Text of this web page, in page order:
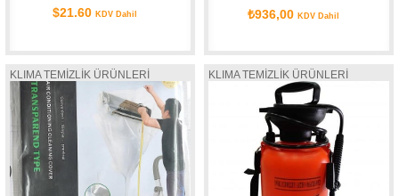
$21.60 KDV Dahil ₺936,00 KDV Dahil
KLIMA TEMİZLİK ÜRÜNLERİ KLIMA TEMİZLİK ÜRÜNLERİ